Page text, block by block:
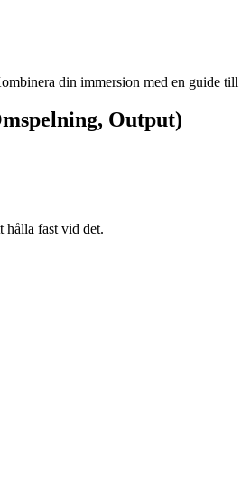
din immersion med en guide till
Output)
hålla fast vid det.